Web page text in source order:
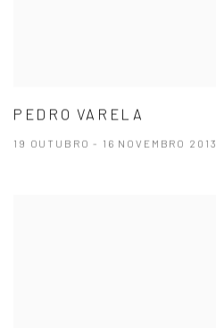
PEDRO VARELA
19 OUTUBRO - 16 NOVEMBRO 2013